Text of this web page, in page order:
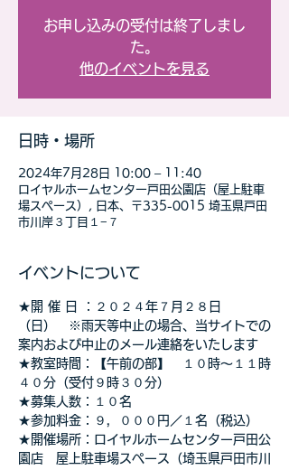
お申し込みの受付は終了しまし
た。
他のイベントを見る
日時・場所
2024年7月28日 10:00 – 11:40
ロイヤルホームセンター戸田公園店（屋上駐車
場スペース）, 日本、〒335-0015 埼玉県戸田
市川岸３丁目１−７
イベントについて
★開 催 日 ：２０２４年７月２８日
（日）　※雨天等中止の場合、当サイトでの
案内および中止のメール連絡をいたします
★教室時間：【午前の部】　１０時～１１時
４０分（受付９時３０分）
★募集人数：１０名
★参加料金：９，０００円／１名（税込）
★開催場所：ロイヤルホームセンター戸田公
園店　屋上駐車場スペース（埼玉県戸田市川